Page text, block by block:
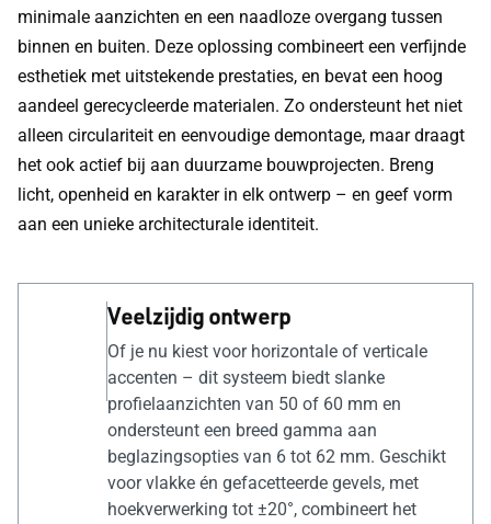
minimale aanzichten en een naadloze overgang tussen
binnen en buiten. Deze oplossing combineert een verfijnde
esthetiek met uitstekende prestaties, en bevat een hoog
aandeel gerecycleerde materialen. Zo ondersteunt het niet
alleen circulariteit en eenvoudige demontage, maar draagt
het ook actief bij aan duurzame bouwprojecten. Breng
licht, openheid en karakter in elk ontwerp – en geef vorm
aan een unieke architecturale identiteit.
Veelzijdig ontwerp
Of je nu kiest voor horizontale of verticale
accenten – dit systeem biedt slanke
profielaanzichten van 50 of 60 mm en
ondersteunt een breed gamma aan
beglazingsopties van 6 tot 62 mm. Geschikt
voor vlakke én gefacetteerde gevels, met
hoekverwerking tot ±20°, combineert het